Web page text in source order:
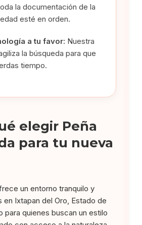
la documentación de la
esté en orden.
a tu favor: Nuestra
la búsqueda para que
tiempo.
elegir Peña
para tu nueva
un entorno tranquilo y
en Ixtapan del Oro, Estado de
quienes buscan un estilo